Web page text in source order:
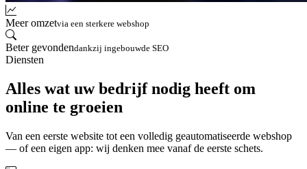
Meer omzetvia een sterkere webshop
Beter gevondendankzij ingebouwde SEO
Diensten
Alles wat uw bedrijf nodig heeft om
online te groeien
Van een eerste website tot een volledig geautomatiseerde webshop
— of een eigen app: wij denken mee vanaf de eerste schets.